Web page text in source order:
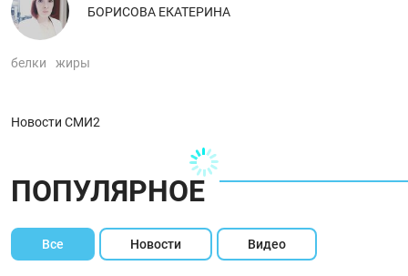
БОРИСОВА ЕКАТЕРИНА
белки жиры
Новости СМИ2
ПОПУЛЯРНОЕ
Все Новости Видео